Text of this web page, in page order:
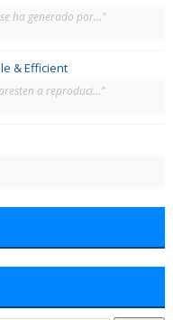
ha generado por..."
& Efficient
a reproduci..."